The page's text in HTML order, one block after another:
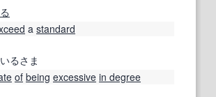
a standard
いるさま
of being excessive in degree